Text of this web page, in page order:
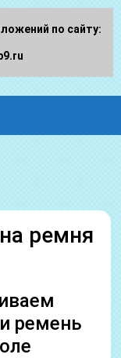
ремня
ремень
по сайту: